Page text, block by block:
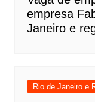
empresa
Janeiro e
Rio de Janeiro e